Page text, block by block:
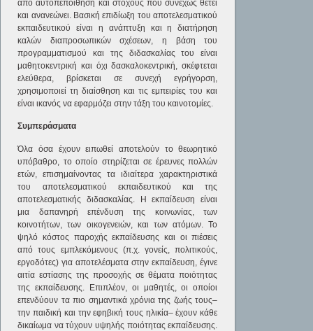
από αυτοπεποίθηση και στόχους που συνεχώς θέτει
και ανανεώνει. Βασική επιδίωξη του αποτελεσματικού
εκπαιδευτικού είναι η ανάπτυξη και η διατήρηση
καλών διαπροσωπικών σχέσεων, η βάση του
προγραμματισμού και της διδασκαλίας του είναι
μαθητοκεντρική και όχι δασκαλοκεντρική, σκέφτεται
ελεύθερα, βρίσκεται σε συνεχή εγρήγορση,
χρησιμοποιεί τη διαίσθηση και τις εμπειρίες του και
είναι ικανός να εφαρμόζει στην τάξη του καινοτομίες.
Συμπεράσματα
Όλα όσα έχουν ειπωθεί αποτελούν το θεωρητικό
υπόβαθρο, το οποίο στηρίζεται σε έρευνες πολλών
ετών, επισημαίνοντας τα ιδιαίτερα χαρακτηριστικά
του αποτελεσματικού εκπαιδευτικού και της
αποτελεσματικής διδασκαλίας. Η εκπαίδευση είναι
μια δαπανηρή επένδυση της κοινωνίας, των
κοινοτήτων, των οικογενειών, και των ατόμων. Το
ψηλό κόστος παροχής εκπαίδευσης και οι πιέσεις
από τους εμπλεκόμενους (π.χ. γονείς, πολιτικούς,
εργοδότες) για αποτελέσματα στην εκπαίδευση, έγινε
αιτία εστίασης της προσοχής σε θέματα ποιότητας
της εκπαίδευσης. Επιπλέον, οι μαθητές, οι οποίοι
επενδύουν τα πιο σημαντικά χρόνια της ζωής τους–
την παιδική και την εφηβική τους ηλικία– έχουν κάθε
δικαίωμα να τύχουν υψηλής ποιότητας εκπαίδευσης.